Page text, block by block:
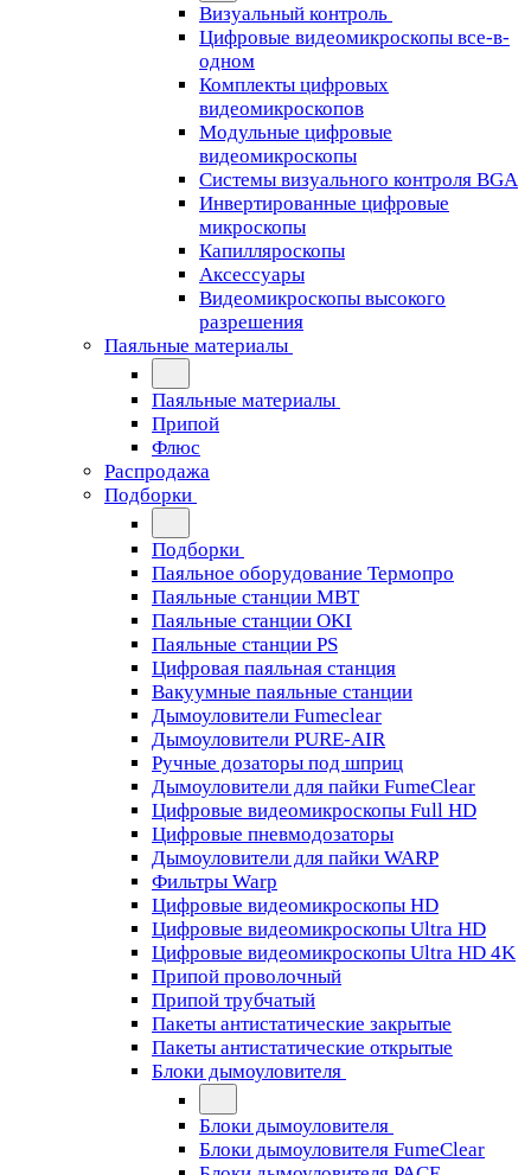
Визуальный контроль
Цифровые видеомикроскопы все-в-
одном
Комплекты цифровых
видеомикроскопов
Модульные цифровые
видеомикроскопы
Cистемы визуального контроля BGA
Инвертированные цифровые
микроскопы
Капилляроскопы
Аксессуары
Видеомикроскопы высокого
разрешения
Паяльные материалы
Паяльные материалы
Припой
Флюс
Распродажа
Подборки
Подборки
Паяльное оборудование Термопро
Паяльные станции MBT
Паяльные станции OKI
Паяльные станции PS
Цифровая паяльная станция
Вакуумные паяльные станции
Дымоуловители Fumeclear
Дымоуловители PURE-AIR
Ручные дозаторы под шприц
Дымоуловители для пайки FumeClear
Цифровые видеомикроскопы Full HD
Цифровые пневмодозаторы
Дымоуловители для пайки WARP
Фильтры Warp
Цифровые видеомикроскопы HD
Цифровые видеомикроскопы Ultra HD
Цифровые видеомикроскопы Ultra HD 4K
Припой проволочный
Припой трубчатый
Пакеты антистатические закрытые
Пакеты антистатические открытые
Блоки дымоуловителя
Блоки дымоуловителя
Блоки дымоуловителя FumeClear